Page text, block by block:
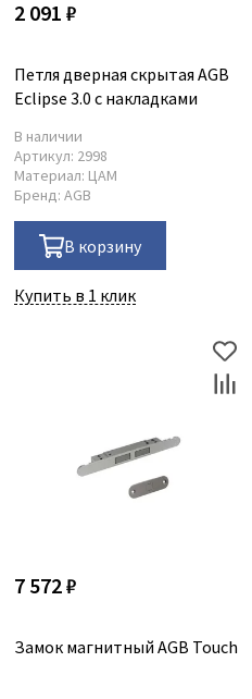
2 091 ₽
Петля дверная скрытая AGB
Eclipse 3.0 с накладками
В наличии
Артикул: 2998
Материал: ЦАМ
Бренд: AGB
В корзину
Купить в 1 клик
7 572 ₽
Замок магнитный AGB Touch